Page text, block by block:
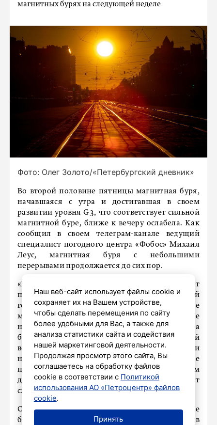
магнитных бурях на следующей неделе
Фото: Олег Золото/«Петербургский дневник»
Во второй половине пятницы магнитная буря,
начавшаяся с утра и достигавшая в своем
развитии уровня G3, что соответствует сильной
магнитной буре, ближе к вечеру ослабела. Как
сообщил в своем телеграм-канале ведущий
специалист погодного центра «Фобос» Михаил
Леус, магнитная буря с небольшими
перерывами продолжается до сих пор.
«Прогнозы на ближайшее время обещают
постепенное ослабление возмущений
геомагнитного поля, а значит, и прекращение
магнитной бури во второй половине
наступившей субботы. Однако прогнозы на
более длительный срок ожидают очередной
всплеск активности в магнитосфере Земли и
новые магнитные бури уже в ближайшие
понедельник и вторник. По предварительным
данным, магнитные бури 4 и 5 декабря будут
слабой интенсивности», – рассказал синоптик.
Специалист напомнил, что мощные магнитные
бури могут стать причинами помех в
Наш веб-сайт использует файлы cookie и
сохраняет их на Вашем устройстве,
чтобы сделать перемещения по сайту
более удобными для Вас, а также для
анализа статистики сайта и содействия
нашей маркетинговой деятельности.
Продолжая просмотр этого сайта, Вы
соглашаетесь на обработку файлов
cookie в соответствии с Политикой
использования АО «Петроцентр» файлов
cookie.
Принять